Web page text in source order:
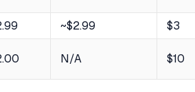
~$2.99
$3
N/A $10